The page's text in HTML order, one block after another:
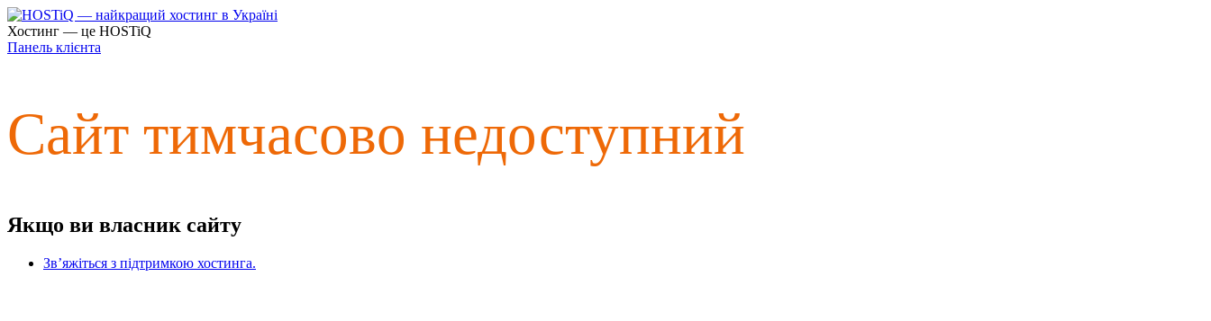
Хостинг — це HOSTiQ
Панель клієнта
Сайт тимчасово недоступний
Якщо ви власник сайту
Зв’яжіться з підтримкою хостинга.